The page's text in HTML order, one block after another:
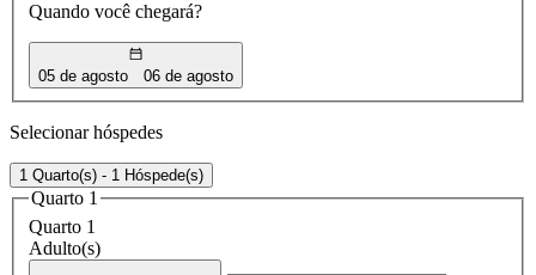
Quando você chegará?
05 de agosto 06 de agosto
Selecionar hóspedes
1 Quarto(s) - 1 Hóspede(s)
Quarto 1
Quarto 1
Adulto(s)